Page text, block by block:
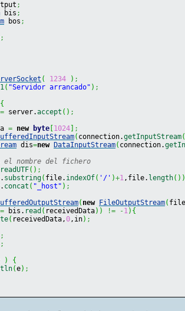
;
bis ;
bos ;
;
( 1234 ) ;
( "Servidor arrancado" ) ;
{
= server.accept ( ) ;
= new byte 1024
;
( connection.getInputStream(
dis=new DataInputStream( connection.
el nombre del fichero
readUTF( ) ;
substring( file. indexOf( '/' )+1,file. length( ) )
concat ( "_host" ) ;
( new FileOutputStream( file
= bis. read ( receivedData) ) != -1) {
( receivedData,0,in) ;
;
;
)
{
(e) ;